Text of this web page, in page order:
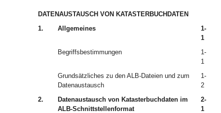
DATENAUSTAUSCH VON KATASTERBUCHDATEN
1.
Allgemeines
1-
1
Begriffsbestimmungen
1-
1
Grundsätzliches zu den ALB-Dateien und zum
Datenaustausch
1-
2
2.
Datenaustausch von Katasterbuchdaten im
ALB-Schnittstellenformat
2-
1